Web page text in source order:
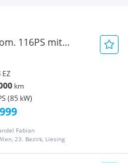
116PS mit
EZ
km
(85 kW)
Fabian
23. Bezirk, Liesing